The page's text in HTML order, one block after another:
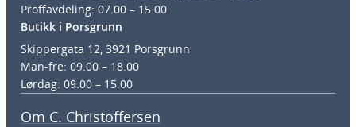
Proffavdeling: 07.00 – 15.00
Butikk i Porsgrunn
Skippergata 12, 3921 Porsgrunn
Man-fre: 09.00 – 18.00
Lørdag: 09.00 – 15.00
Om C. Christoffersen